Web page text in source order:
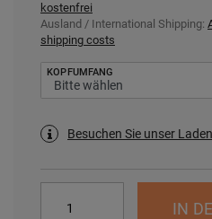
kostenfrei
Ausland / International Shipping:
shipping costs
KOPFUMFANG
Besuchen Sie unser
IN